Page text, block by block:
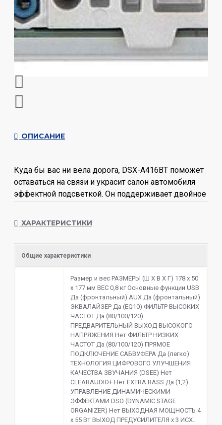
ОПИСАНИЕ
Куда бы вас ни вела дорога, DSX-A416BT поможет
оставаться на связи и украсит салон автомобиля
эффектной подсветкой. Он поддерживает двойное
смартфон для получения вызовов hands-free с
ХАРАКТЕРИСТИКИ
Общие характеристики
Размер и вес РАЗМЕРЫ (Ш X В X Г) 178 x 50
x 177 мм ВЕС 0,8 кг Основные функции USB
Да (фронтальный) AUX Да (фронтальный)
ЭКВАЛАЙЗЕР Да (EQ10) ФИЛЬТР ВЫСОКИХ
ЧАСТОТ Да (80/100/120)
ПРЕДВАРИТЕЛЬНЫЙ ВЫХОД ВЫСОКОГО
НАПРЯЖЕНИЯ Нет ФИЛЬТР НИЗКИХ
ЧАСТОТ Да (80/100/120) ПРЯМОЕ
ПОДКЛЮЧЕНИЕ САБВУФЕРА Да (легко)
ТЕХНОЛОГИЯ ЦИФРОВОГО УЛУЧШЕНИЯ
КАЧЕСТВА ЗВУЧАНИЯ (DSEE) Нет
CLEARAUDIO+ Нет EXTRA BASS Да (1,2)
УПРАВЛЕНИЕ ДИНАМИЧЕСКИМИ
ЭФФЕКТАМИ DSO (DYNAMIC STAGE
ORGANIZER) Нет ВЫХОДНАЯ МОЩНОСТЬ 4
x 55 Вт ВЫХОД ПРЕДУСИЛИТЕЛЯ x 3 ИСХ.: